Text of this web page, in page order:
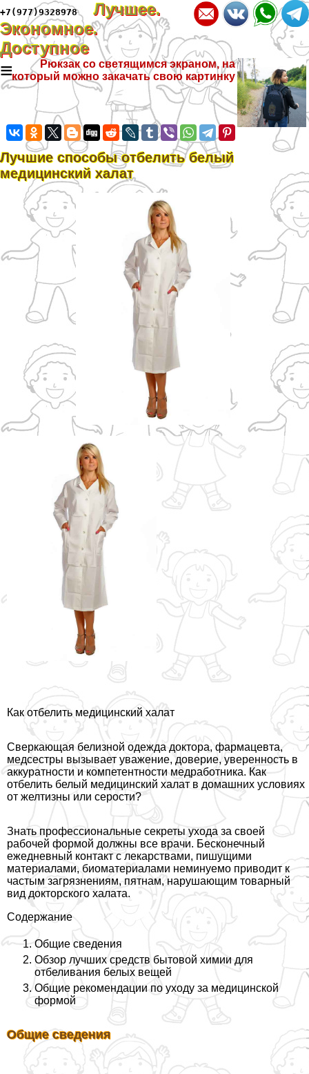
+7(977)9328978
Лучшее.
Экономное.
Доступное
≡
Рюкзак со светящимся экраном, на
который можно закачать свою картинку
Лучшие способы отбелить белый
медицинский халат
Как отбелить медицинский халат
Сверкающая белизной одежда доктора, фармацевта,
медсестры вызывает уважение, доверие, уверенность в
аккуратности и компетентности медработника. Как
отбелить белый медицинский халат в домашних условиях
от желтизны или серости?
Знать профессиональные секреты ухода за своей
рабочей формой должны все врачи. Бесконечный
ежедневный контакт с лекарствами, пишущими
материалами, биоматериалами неминуемо приводит к
частым загрязнениям, пятнам, нарушающим товарный
вид докторского халата.
Содержание
Общие сведения
Обзор лучших средств бытовой химии для
отбеливания белых вещей
Общие рекомендации по уходу за медицинской
формой
Общие сведения